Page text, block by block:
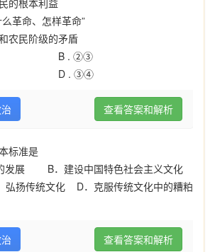
革命、怎样革命”
农民阶级的矛盾
B . ②③
D . ③④
查看答案和解析
标准是
发展 B．建设中国特色社会主义文化
弘扬传统文化 D．克服传统文化中的糟粕
查看答案和解析